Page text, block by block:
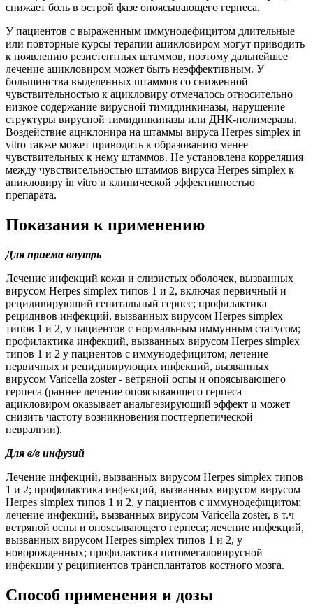
снижает боль в острой фазе опоясывающего герпеса.
У пациентов с выраженным иммунодефицитом длительные
или повторные курсы терапии ацикловиром могут приводить
к появлению резистентных штаммов, поэтому дальнейшее
лечение ацикловиром может быть неэффективным. У
большинства выделенных штаммов со сниженной
чувствительностью к ацикловиру отмечалось относительно
низкое содержание вирусной тимидинкиназы, нарушение
структуры вирусной тимидинкиназы или ДНК-полимеразы.
Воздействие ацнклонира на штаммы вируса Herpes simplex in
vitro также может приводить к образованию менее
чувствительных к нему штаммов. Не установлена корреляция
между чувствительностью штаммов вируса Herpes simplex к
апикловиру in vitro и клинической эффективностью
препарата.
Показания к применению
Для приема внутрь
Лечение инфекций кожи и слизистых оболочек, вызванных
вирусом Herpes simplex типов 1 и 2, включая первичный и
рецидивирующий генитальный герпес; профилактика
рецидивов инфекций, вызванных вирусом Herpes simplex
типов 1 и 2, у пациентов с нормальным иммунным статусом;
профилактика инфекций, вызванных вирусом Herpes simplex
типов 1 и 2 у пациентов с иммунодефицитом; лечение
первичных и рецидивирующих инфекций, вызванных
вирусом Varicella zoster - ветряной оспы и опоясывающего
герпеса (раннее лечение опоясывающего герпеса
ацикловиром оказывает анальгезирующий эффект и может
снизить частоту возникновения постгерпетической
невралгии).
Для в/в инфузий
Лечение инфекций, вызванных вирусом Herpes simplex типов
1 и 2; профилактика инфекций, вызванных вирусом вирусом
Herpes simplex типов 1 и 2, у пациентов с иммунодефицитом;
лечение инфекций, вызванных вирусом Varicella zoster, в т.ч
ветряной оспы и опоясывающего герпеса; лечение инфекций,
вызванных вирусом Herpes simplex типов 1 и 2, у
новорожденных; профилактика цитомегаловирусной
инфекции у реципиентов трансплантатов костного мозга.
Способ применения и дозы